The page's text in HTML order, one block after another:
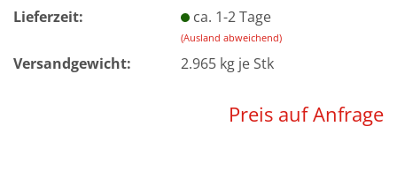
Lieferzeit:
ca. 1-2 Tage
(Ausland abweichend)
Versandgewicht: 2.965 kg je Stk
Preis auf Anfrage